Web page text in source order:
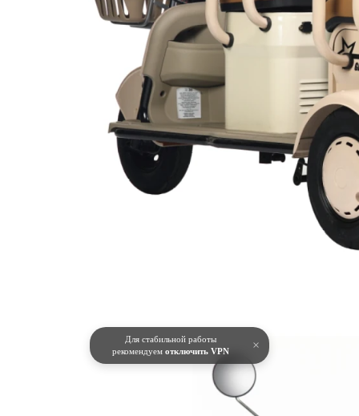
Для стабильной работы
рекомендуем отключить VPN ×